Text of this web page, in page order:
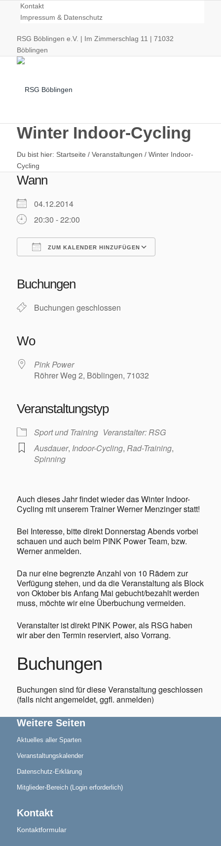
Kontakt
Impressum & Datenschutz
RSG Böblingen e.V. | Im Zimmerschlag 11 | 71032
Böblingen
Radsport
Permanente RTF – Durchs Heckengäu ins Nagoldtal
Bilder
Geschichte
Triathlon
Blindensport
Winter Indoor-Cycling
Du bist hier: Startseite / Veranstaltungen / Winter Indoor-
Cycling
Wann
04.12.2014
20:30 - 22:00
ZUM KALENDER HINZUFÜGEN
Buchungen
Buchungen geschlossen
Wo
Pink Power
Röhrer Weg 2, Böblingen, 71032
Veranstaltungstyp
Sport und Training Veranstalter: RSG
Ausdauer, Indoor-Cycling, Rad-Training,
Spinning
Auch dieses Jahr findet wieder das Winter Indoor-
Cycling mit unserem Trainer Werner Menzinger statt!
Bei Interesse, bitte direkt Donnerstag Abends vorbei
schauen und auch beim PINK Power Team, bzw.
Werner anmelden.
Da nur eine begrenzte Anzahl von 10 Rädern zur
Verfügung stehen, und da die Veranstaltung als Block
von Oktober bis Anfang Mai gebucht/bezahlt werden
muss, möchte wir eine Überbuchung vermeiden.
Veranstalter ist direkt PINK Power, als RSG haben
wir aber den Termin reserviert, also Vorrang.
Buchungen
Buchungen sind für diese Veranstaltung geschlossen
(falls nicht angemeldet, ggfl. anmelden)
Weitere Seiten
Aktuelles aller Sparten
Veranstaltungskalender
Datenschutz-Erklärung
Mitglieder-Bereich (Login erforderlich)
Kontakt
Kontaktformular